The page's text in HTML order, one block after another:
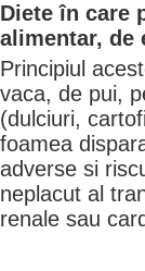
Diete în care
alimentar, de
Principiul
vaca, de pui,
(dulciuri,
foamea
adverse si
neplacut al
renale sau